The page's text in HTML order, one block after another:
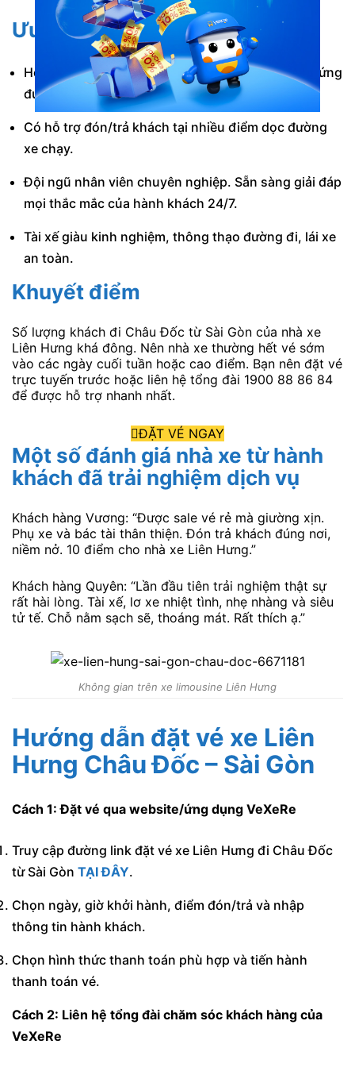
Ưu điểm
Hệ thống xe mới. Nội thất tiện nghi, hiện đại đáp ứng
được mọi nhu cầu của hành khách.
Có hỗ trợ đón/trả khách tại nhiều điểm dọc đường
xe chạy.
Đội ngũ nhân viên chuyên nghiệp. Sẵn sàng giải đáp
mọi thắc mắc của hành khách 24/7.
Tài xế giàu kinh nghiệm, thông thạo đường đi, lái xe
an toàn.
Khuyết điểm
Số lượng khách đi Châu Đốc từ Sài Gòn của nhà xe
Liên Hưng khá đông. Nên nhà xe thường hết vé sớm
vào các ngày cuối tuần hoặc cao điểm. Bạn nên đặt vé
trực tuyến trước hoặc liên hệ tổng đài 1900 88 86 84
để được hỗ trợ nhanh nhất.
ĐẶT VÉ NGAY
Một số đánh giá nhà xe từ hành
khách đã trải nghiệm dịch vụ
Khách hàng Vương: “Được sale vé rẻ mà giường xịn.
Phụ xe và bác tài thân thiện. Đón trả khách đúng nơi,
niềm nở. 10 điểm cho nhà xe Liên Hưng.”
Khách hàng Quyên: “Lần đầu tiên trải nghiệm thật sự
rất hài lòng. Tài xế, lơ xe nhiệt tình, nhẹ nhàng và siêu
tử tế. Chỗ nằm sạch sẽ, thoáng mát. Rất thích ạ.”
Không gian trên xe limousine Liên Hưng
Hướng dẫn đặt vé xe Liên
Hưng Châu Đốc – Sài Gòn
Cách 1: Đặt vé qua website/ứng dụng VeXeRe
Truy cập đường link đặt vé xe Liên Hưng đi Châu Đốc
từ Sài Gòn TẠI ĐÂY.
Chọn ngày, giờ khởi hành, điểm đón/trả và nhập
thông tin hành khách.
Chọn hình thức thanh toán phù hợp và tiến hành
thanh toán vé.
Cách 2: Liên hệ tổng đài chăm sóc khách hàng của
VeXeRe